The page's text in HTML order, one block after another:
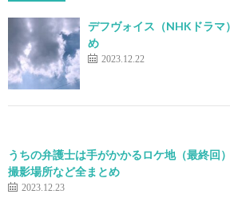
デフヴォイス（NHKドラマ
め
2023.12.22
うちの弁護士は手がかかるロケ地（最終回
撮影場所など全まとめ
2023.12.23